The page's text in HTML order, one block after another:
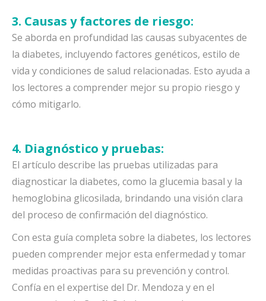
3. Causas y factores de riesgo:
Se aborda en profundidad las causas subyacentes de
la diabetes, incluyendo factores genéticos, estilo de
vida y condiciones de salud relacionadas. Esto ayuda a
los lectores a comprender mejor su propio riesgo y
cómo mitigarlo.
4. Diagnóstico y pruebas:
El artículo describe las pruebas utilizadas para
diagnosticar la diabetes, como la glucemia basal y la
hemoglobina glicosilada, brindando una visión clara
del proceso de confirmación del diagnóstico.
Con esta guía completa sobre la diabetes, los lectores
pueden comprender mejor esta enfermedad y tomar
medidas proactivas para su prevención y control.
Confía en el expertise del Dr. Mendoza y en el